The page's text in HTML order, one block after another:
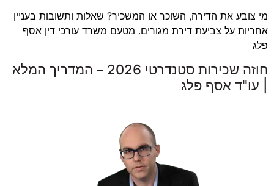
מי צובע את הדירה, השוכר או המשכיר? שאלות ותשובות בעניין
אחריות על צביעת דירת מגורים. מטעם משרד עורכי דין אסף
פלג
חוזה שכירות סטנדרטי 2026 – המדריך המלא
| עו"ד אסף פלג